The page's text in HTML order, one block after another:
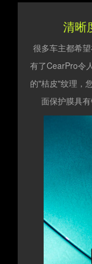
清晰
很多车主都希
有了CearPro令
的"桔皮"纹理，
面保护膜具